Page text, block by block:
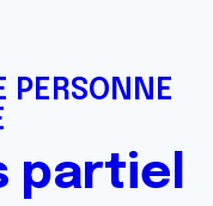
PERSONNE
partiel